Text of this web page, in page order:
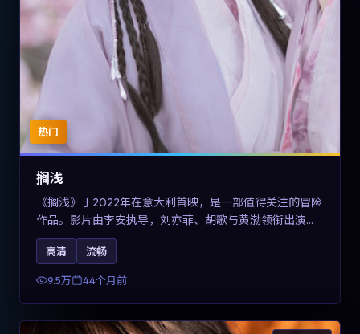
热门
搁浅
《搁浅》于2022年在意大利首映，是一部值得关注的冒险
作品。影片由李安执导，刘亦菲、胡歌与黄渤领衔出演。
剧情用喜剧外壳包裹对现实规则的温和反讽，整体完成度
高，适合希望了解意大利冒险类型创作的观众在线观看。
高清 流畅
9.5万 44个月前